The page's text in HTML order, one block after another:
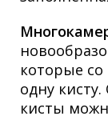
которые
одну
кисты